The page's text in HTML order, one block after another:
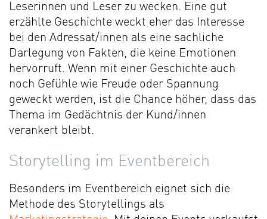
Leserinnen und Leser zu wecken. Eine gut
erzählte Geschichte weckt eher das Interesse
bei den Adressat/innen als eine sachliche
Darlegung von Fakten, die keine Emotionen
hervorruft. Wenn mit einer Geschichte auch
noch Gefühle wie Freude oder Spannung
geweckt werden, ist die Chance höher, dass das
Thema im Gedächtnis der Kund/innen
verankert bleibt.
Storytelling im Eventbereich
Besonders im Eventbereich eignet sich die
Methode des Storytellings als